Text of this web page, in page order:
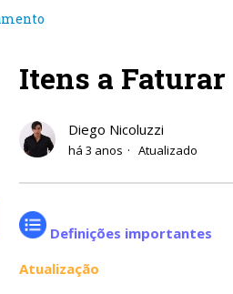
Itens a Faturar
Diego Nicoluzzi
há 3 anos Atualizado
Definições importantes
Atualização